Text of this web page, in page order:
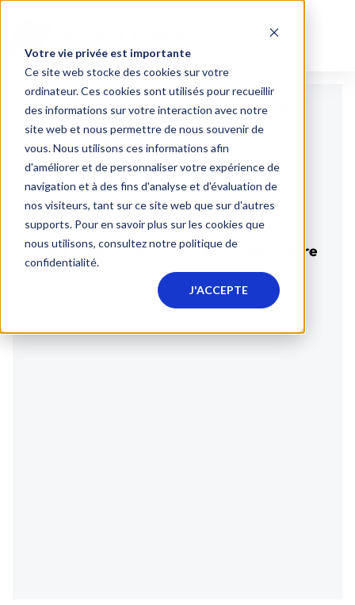
Votre vie privée est importante
Ce site web stocke des cookies sur votre
ordinateur. Ces cookies sont utilisés pour recueillir
des informations sur votre interaction avec notre
site web et nous permettre de nous souvenir de
vous. Nous utilisons ces informations afin
d'améliorer et de personnaliser votre expérience de
navigation et à des fins d'analyse et d'évaluation de
nos visiteurs, tant sur ce site web que sur d'autres
supports. Pour en savoir plus sur les cookies que
nous utilisons, consultez notre politique de
confidentialité.
J'ACCEPTE
Rejoignez notre réseaude formateurs
Vous êtes expert dans votre domaine et
passionné par la transmission de savoirs ?
Nous recherchons des formateurs pour
construire des partenariats solides et
durables.
Faites équipe avec nous et partagez votre
expertise !